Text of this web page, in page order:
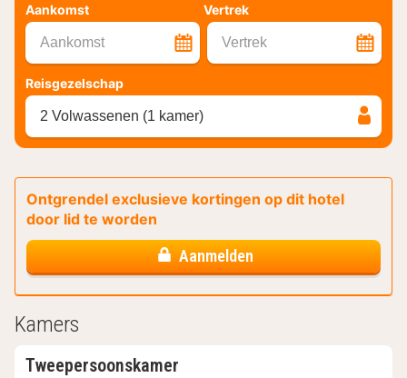
Aankomst Vertrek
Aankomst Vertrek
Reisgezelschap
2 Volwassenen (1 kamer)
Ontgrendel exclusieve kortingen op dit hotel
door lid te worden
Aanmelden
Kamers
Tweepersoonskamer